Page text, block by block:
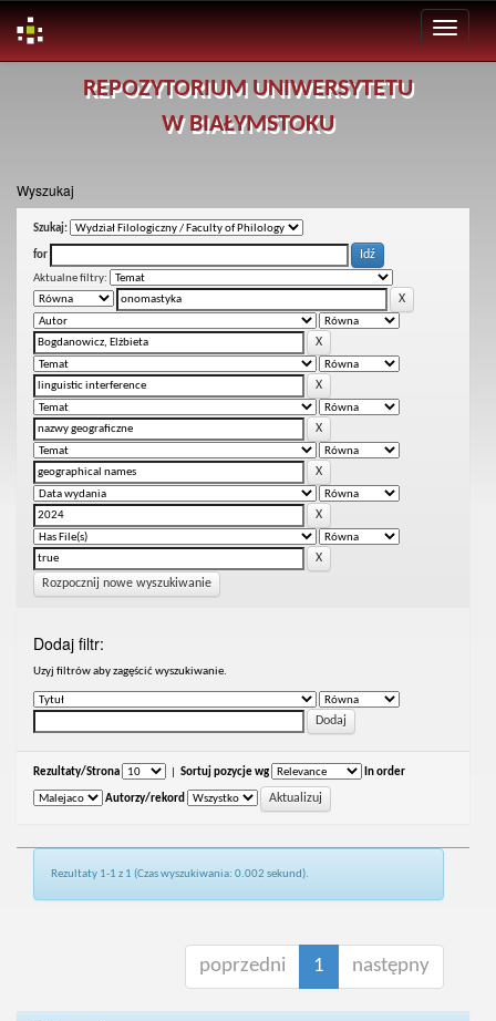
REPOZYTORIUM UNIWERSYTETU
W BIAŁYMSTOKU
Wyszukaj
Szukaj:
for
Aktualne filtry:
Rozpocznij nowe wyszukiwanie
Dodaj filtr:
Uzyj filtrów aby zagęścić wyszukiwanie.
Rezultaty/Strona Sortuj pozycje wg In order
Autorzy/rekord
Rezultaty 1-1 z 1 (Czas wyszukiwania: 0.002 sekund).
poprzedni 1 następny